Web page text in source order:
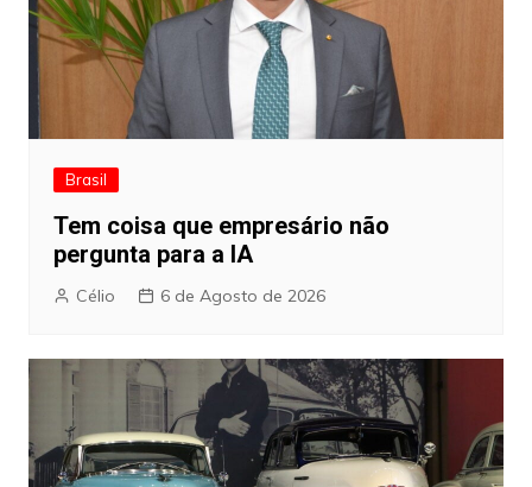
Brasil
Tem coisa que empresário não
pergunta para a IA
Célio 6 de Agosto de 2026